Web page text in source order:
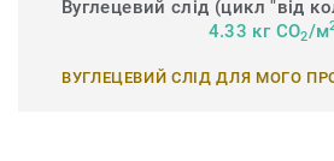
Вуглецевий слід (цикл "від
4.33 кг CO2/м
ВУГЛЕЦЕВИЙ СЛІД ДЛЯ МОГО